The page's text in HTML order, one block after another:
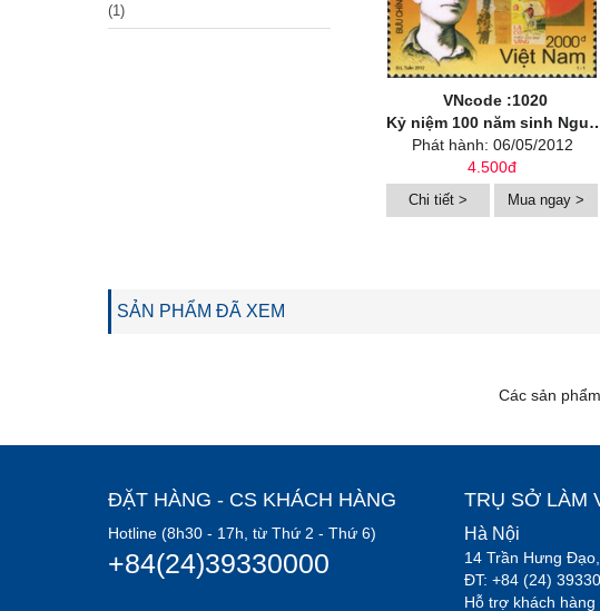
(1)
VNcode :1020
Kỷ niệm 100 năm sinh Nguyễn Huy Tưởng (6/5/1912 – 25/7/1960)
Phát hành: 06/05/2012
4.500đ
Chi tiết > Mua ngay >
SẢN PHẨM ĐÃ XEM
Các sản
ĐẶT HÀNG - CS KHÁCH HÀNG
Hotline (8h30 - 17h, từ Thứ 2 - Thứ 6)
+84(24)39330000
TRỤ SỞ LÀM
Hà Nội
14 Trần Hưng
ĐT: +84 (24)
Hỗ trợ khách